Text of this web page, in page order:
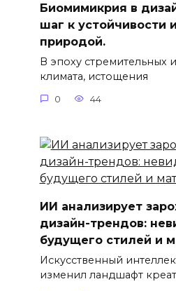
Биомимикрия в
шаг к устойчивости
природой.
В эпоху стремительных
климата, истощения
0 44
ИИ анализирует
дизайн-трендов:
будущего стилей и
Искусственный
изменил ландшафт